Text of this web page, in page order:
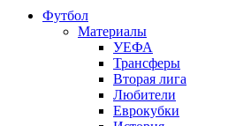
Футбол
Материалы
УЕФА
Трансферы
Вторая лига
Любители
Еврокубки